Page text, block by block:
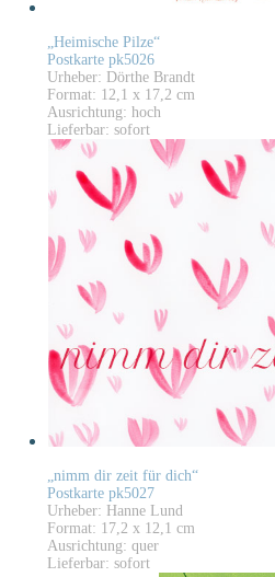
„Heimische Pilze“
Postkarte pk5026
Urheber: Dörthe Brandt
Format: 12,1 x 17,2 cm
Ausrichtung: hoch
Lieferbar: sofort
„nimm dir zeit für dich“
Postkarte pk5027
Urheber: Hanne Lund
Format: 17,2 x 12,1 cm
Ausrichtung: quer
Lieferbar: sofort